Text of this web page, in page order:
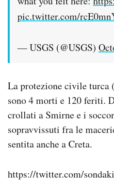
Esci
pic.twitter.com/
— USGS (@USGS)
La protezione civile turca
sono 4 morti e 120 feriti.
crollati a Smirne e i
sopravvissuti fra le
sentita anche a Creta.
https://twitter.com/